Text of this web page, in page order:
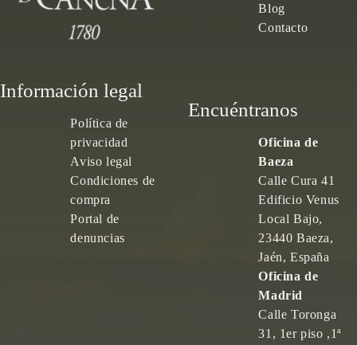
Blog
Contacto
Información legal
Política de
privacidad
Aviso legal
Condiciones de
compra
Portal de
denuncias
Encuéntranos
Oficina de
Baeza
Calle Cura 41
Edificio Venus
Local Bajo,
23440 Baeza,
Jaén, España
Oficina de
Madrid
Calle Toronga
31, 1er piso ,1ª